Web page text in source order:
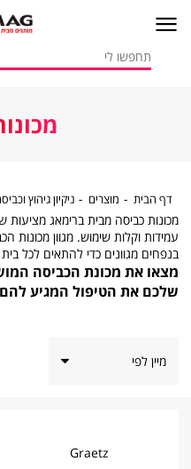
דף הבית דף מוצרים מוצרים
ניקיון גיהוץ
מכונות כביסה מבית ברימאג
עמידות וקלות שימוש. מגוון מכונות
בנפחים מגוונים כדי להתאים לכל
מצאו את מכונת הכביסה
שלכם את הטיפול המגיע
Graetz